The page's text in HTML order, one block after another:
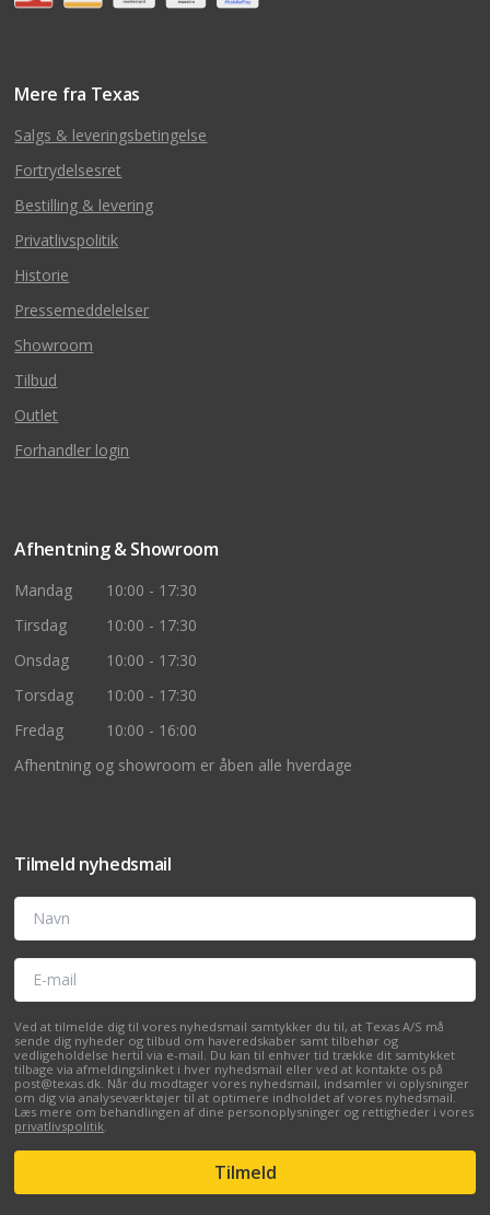
Mere fra Texas
Salgs & leveringsbetingelse
Fortrydelsesret
Bestilling & levering
Privatlivspolitik
Historie
Pressemeddelelser
Showroom
Tilbud
Outlet
Forhandler login
Afhentning & Showroom
Mandag
10:00 - 17:30
Tirsdag
10:00 - 17:30
Onsdag
10:00 - 17:30
Torsdag
10:00 - 17:30
Fredag
10:00 - 16:00
Afhentning og showroom er åben alle hverdage
Tilmeld nyhedsmail
Navn
E-mail
Ved at tilmelde dig til vores nyhedsmail samtykker du til, at Texas A/S må
sende dig nyheder og tilbud om haveredskaber samt tilbehør og
vedligeholdelse hertil via e-mail. Du kan til enhver tid trække dit samtykket
tilbage via afmeldingslinket i hver nyhedsmail eller ved at kontakte os på
post@texas.dk. Når du modtager vores nyhedsmail, indsamler vi oplysninger
om dig via analyseværktøjer til at optimere indholdet af vores nyhedsmail.
Læs mere om behandlingen af dine personoplysninger og rettigheder i vores
privatlivspolitik